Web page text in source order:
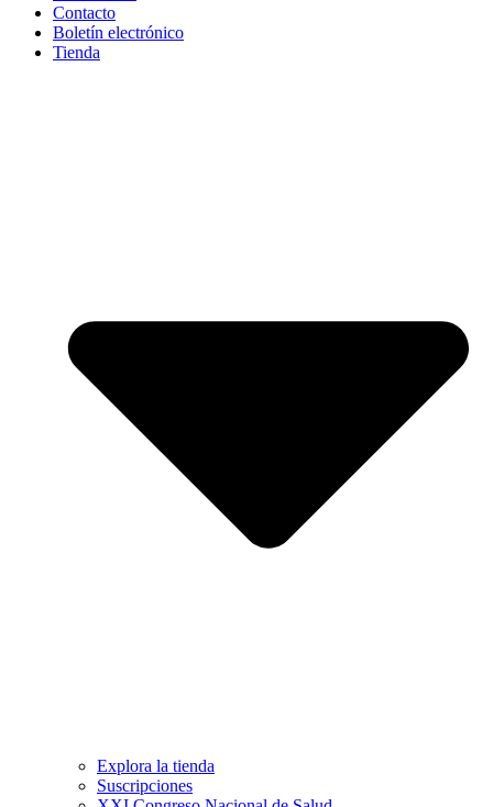
Contacto
Boletín electrónico
Tienda
Explora la tienda
Suscripciones